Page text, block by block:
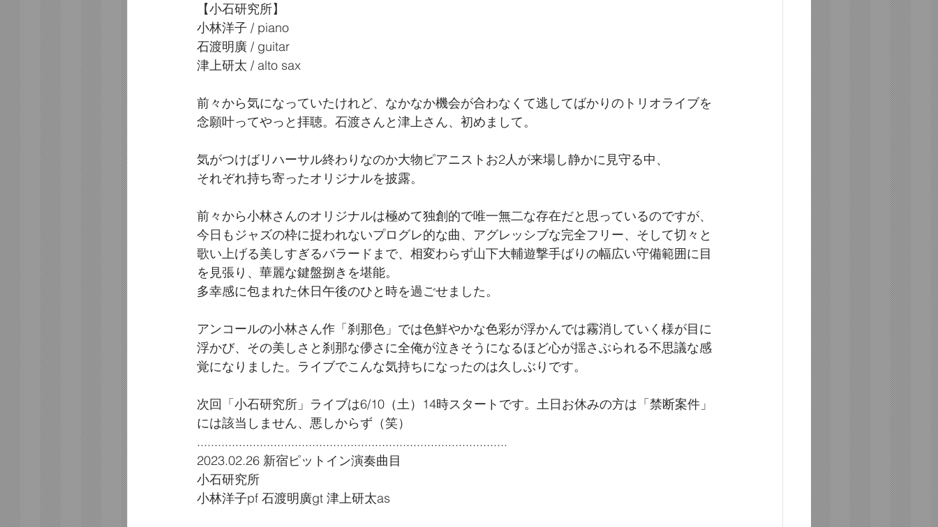
【小石研究所】
小林洋子 / piano
石渡明廣 / guitar
津上研太 / alto sax
前々から気になっていたけれど、なかなか機会が合わなくて逃してばかりのトリオライブを
念願叶ってやっと拝聴。石渡さんと津上さん、初めまして。
気がつけばリハーサル終わりなのか大物ピアニストお2人が来場し静かに見守る中、
それぞれ持ち寄ったオリジナルを披露。
前々から小林さんのオリジナルは極めて独創的で唯一無二な存在だと思っているのですが、
今日もジャズの枠に捉われないプログレ的な曲、アグレッシブな完全フリー、そして切々と
歌い上げる美しすぎるバラードまで、相変わらず山下大輔遊撃手ばりの幅広い守備範囲に目
を見張り、華麗な鍵盤捌きを堪能。
多幸感に包まれた休日午後のひと時を過ごせました。
アンコールの小林さん作「刹那色」では色鮮やかな色彩が浮かんでは霧消していく様が目に
浮かび、その美しさと刹那な儚さに全俺が泣きそうになるほど心が揺さぶられる不思議な感
覚になりました。ライブでこんな気持ちになったのは久しぶりです。
次回「小石研究所」ライブは6/10（土）14時スタートです。土日お休みの方は「禁断案件」
には該当しません、悪しからず（笑）
.........................................................................................
2023.02.26 新宿ピットイン演奏曲目
小石研究所
小林洋子pf 石渡明廣gt 津上研太as